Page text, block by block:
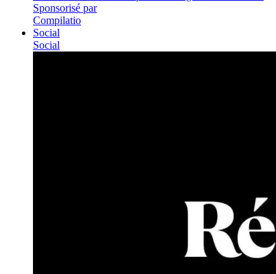
Sponsorisé par
Compilatio
Social
Social